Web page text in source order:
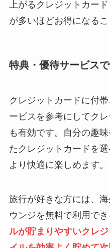
上がるクレジットカー
が多いほどお得になるこ
特典・優待サービス
クレジットカードに付
ービスを参考にしてク
も有効です。自分の趣
たクレジットカードを
より快適に楽しめます。
旅行が好きな方には、
ウンジを無料で利用でき
ルが貯まりやすいクレ